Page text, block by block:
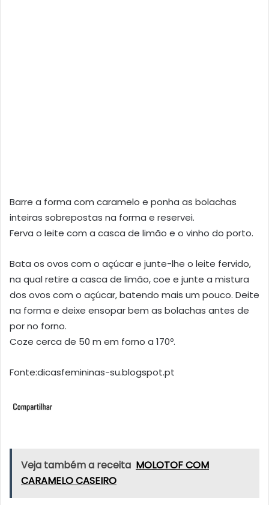
Barre a forma com caramelo e ponha as bolachas
inteiras sobrepostas na forma e reservei.
Ferva o leite com a casca de limão e o vinho do porto.
Bata os ovos com o açúcar e junte-lhe o leite fervido,
na qual retire a casca de limão, coe e junte a mistura
dos ovos com o açúcar, batendo mais um pouco. Deite
na forma e deixe ensopar bem as bolachas antes de
por no forno.
Coze cerca de 50 m em forno a 170º.
Fonte:dicasfemininas-su.blogspot.pt
Veja também a receita MOLOTOF COM
CARAMELO CASEIRO